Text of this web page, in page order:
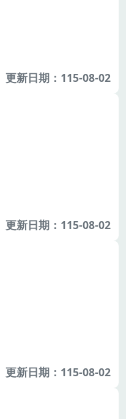
更新日期：115-08-02
更新日期：115-08-02
更新日期：115-08-02